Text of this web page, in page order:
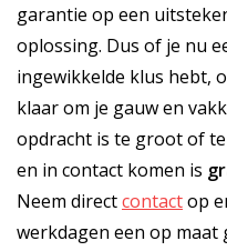
garantie op een
oplossing. Dus of je nu
ingewikkelde klus hebt,
klaar om je gauw en
opdracht is te groot of
en in contact komen is
Neem directcontactop
werkdagen een op maat